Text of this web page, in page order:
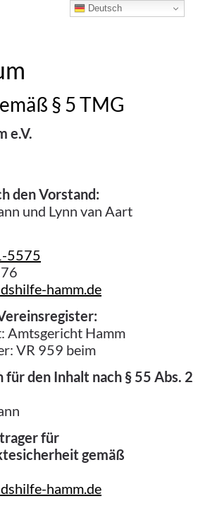
§ 5 TMG
e.V.
den Vorstand:
und Lynn van Aart
5575
hamm.de
Amtsgericht Hamm
VR 959 beim
den Inhalt nach § 55 Abs. 2
für
gemäß
hamm.de
Deutsch